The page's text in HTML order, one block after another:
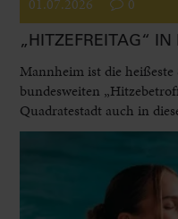
„HITZEFREITAG“
Mannheim ist die
bundesweiten
Quadratestadt auch in